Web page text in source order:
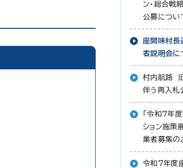
ン・総合戦
公募につい
座間味村長
者説明会に
村内航路
伴う再入札
「令和7年
ション施策
業者募集の
令和7年度